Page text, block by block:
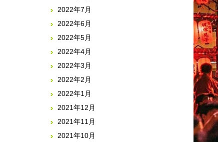
2022年7月
2022年6月
2022年5月
2022年4月
2022年3月
2022年2月
2022年1月
2021年12月
2021年11月
2021年10月